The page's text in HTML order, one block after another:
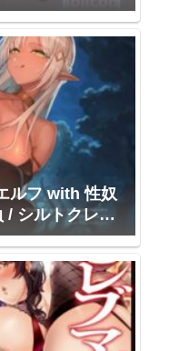
ルフ with 性奴
/ シルトクレー